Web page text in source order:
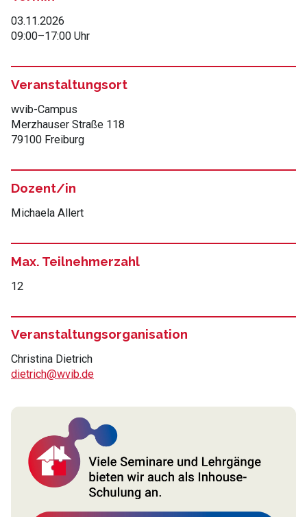
03.11.2026
09:00–17:00 Uhr
Veranstaltungsort
wvib-Campus
Merzhauser Straße 118
79100 Freiburg
Dozent/in
Michaela Allert
Max. Teilnehmerzahl
12
Veranstaltungsorganisation
Christina Dietrich
dietrich@wvib.de